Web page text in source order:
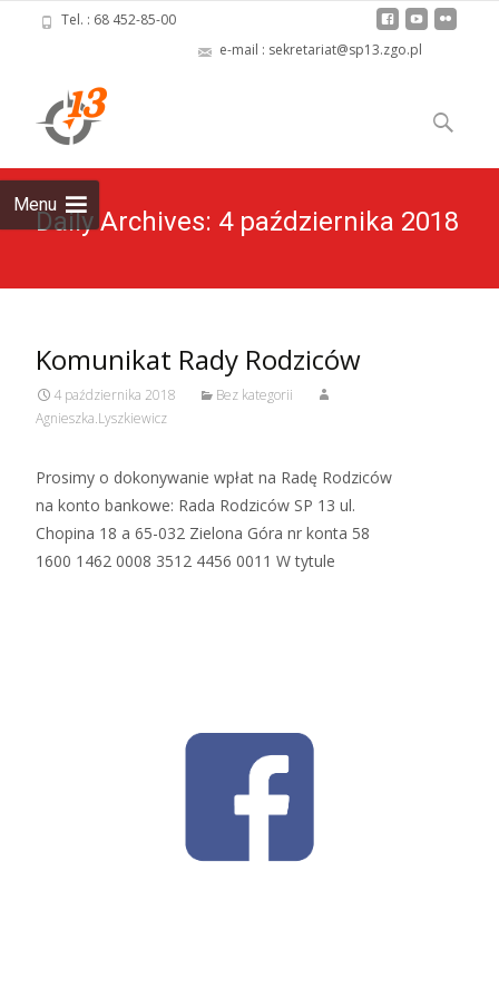
Tel. : 68 452-85-00
e-mail : sekretariat@sp13.zgo.pl
Menu
to
content
Szukaj:
Daily Archives: 4 października 2018
Komunikat Rady Rodziców
4 października 2018
Bez kategorii
Agnieszka.Lyszkiewicz
Prosimy o dokonywanie wpłat na Radę Rodziców
na konto bankowe: Rada Rodziców SP 13 ul.
Chopina 18 a 65-032 Zielona Góra nr konta 58
1600 1462 0008 3512 4456 0011 W tytule